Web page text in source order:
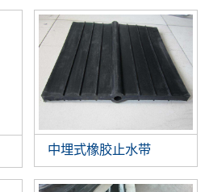
中埋式橡胶止水带